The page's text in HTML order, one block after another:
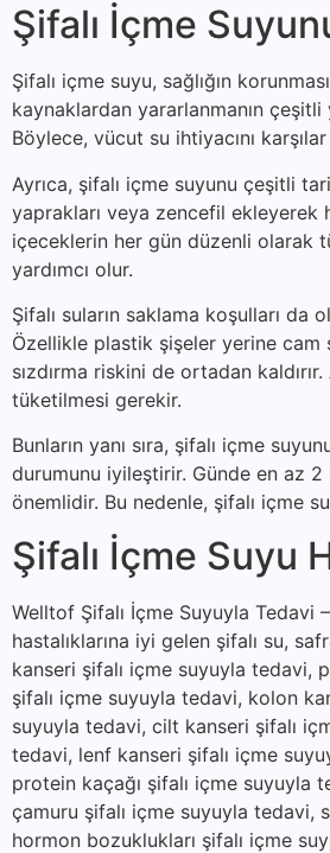
Şifalı İçme
Şifalı içme suyu, sağlığın
kaynaklardan yararlanmanın
Böylece, vücut su ihtiyacını
Ayrıca, şifalı içme suyunu çeşitli
yaprakları veya zencefil ekleyerek
içeceklerin her gün düzenli olarak
yardımcı olur.
Şifalı suların saklama koşulları da
Özellikle plastik şişeler yerine
sızdırma riskini de ortadan
tüketilmesi gerekir.
Bunların yanı sıra, şifalı içme
durumunu iyileştirir. Günde en az 2
önemlidir. Bu nedenle, şifalı içme
Şifalı İçme Suyu
Welltof Şifalı İçme Suyuyla Tedavi
hastalıklarına iyi gelen şifalı su,
kanseri şifalı içme suyuyla tedavi,
şifalı içme suyuyla tedavi, kolon
suyuyla tedavi, cilt kanseri şifalı
tedavi, lenf kanseri şifalı içme
protein kaçağı şifalı içme suyuyla
çamuru şifalı içme suyuyla tedavi,
hormon bozuklukları şifalı içme